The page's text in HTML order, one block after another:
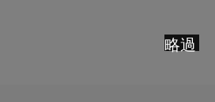
略過